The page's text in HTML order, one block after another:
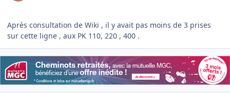
Après consultation de Wiki , il y avait pas moins de 3 prises
sur cette ligne , aux PK 110, 220 , 400 .